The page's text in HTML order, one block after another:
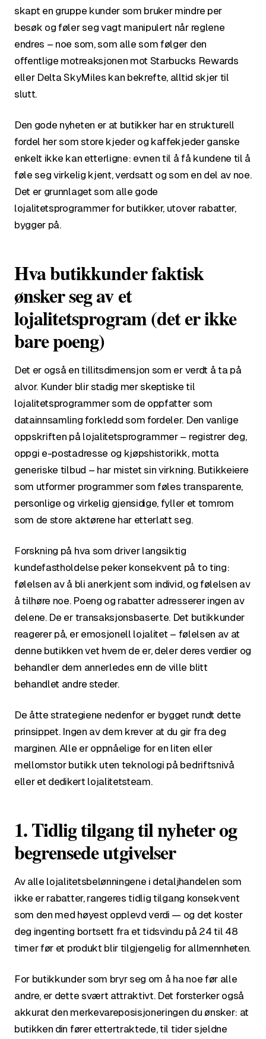
skapt en gruppe kunder som bruker mindre per
besøk og føler seg vagt manipulert når reglene
endres – noe som, som alle som følger den
offentlige motreaksjonen mot Starbucks Rewards
eller Delta SkyMiles kan bekrefte, alltid skjer til
slutt.
Den gode nyheten er at butikker har en strukturell
fordel her som store kjeder og kaffekjeder ganske
enkelt ikke kan etterligne: evnen til å få kundene til å
føle seg virkelig kjent, verdsatt og som en del av noe.
Det er grunnlaget som alle gode
lojalitetsprogrammer for butikker, utover rabatter,
bygger på.
Hva butikkunder faktisk
ønsker seg av et
lojalitetsprogram (det er ikke
bare poeng)
Det er også en tillitsdimensjon som er verdt å ta på
alvor. Kunder blir stadig mer skeptiske til
lojalitetsprogrammer som de oppfatter som
datainnsamling forkledd som fordeler. Den vanlige
oppskriften på lojalitetsprogrammer – registrer deg,
oppgi e-postadresse og kjøpshistorikk, motta
generiske tilbud – har mistet sin virkning. Butikkeiere
som utformer programmer som føles transparente,
personlige og virkelig gjensidige, fyller et tomrom
som de store aktørene har etterlatt seg.
Forskning på hva som driver langsiktig
kundefastholdelse peker konsekvent på to ting:
følelsen av å bli anerkjent som individ, og følelsen av
å tilhøre noe. Poeng og rabatter adresserer ingen av
delene. De er transaksjonsbaserte. Det butikkunder
reagerer på, er emosjonell lojalitet – følelsen av at
denne butikken vet hvem de er, deler deres verdier og
behandler dem annerledes enn de ville blitt
behandlet andre steder.
De åtte strategiene nedenfor er bygget rundt dette
prinsippet. Ingen av dem krever at du gir fra deg
marginen. Alle er oppnåelige for en liten eller
mellomstor butikk uten teknologi på bedriftsnivå
eller et dedikert lojalitetsteam.
1. Tidlig tilgang til nyheter og
begrensede utgivelser
Av alle lojalitetsbelønningene i detaljhandelen som
ikke er rabatter, rangeres tidlig tilgang konsekvent
som den med høyest opplevd verdi — og det koster
deg ingenting bortsett fra et tidsvindu på 24 til 48
timer før et produkt blir tilgjengelig for allmennheten.
For butikkunder som bryr seg om å ha noe før alle
andre, er dette svært attraktivt. Det forsterker også
akkurat den merkevareposisjoneringen du ønsker: at
butikken din fører ettertraktede, til tider sjeldne